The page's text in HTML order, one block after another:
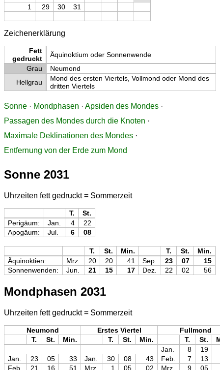
1
29 30 31
Zeichenerklärung
Fett
gedruckt
Äquinoktium oder Sonnenwende
Grau
Neumond
Hellgrau
Mond des ersten Viertels, Vollmond oder Mond des
dritten Viertels
Sonne · Mondphasen · Apsiden des Mondes ·
Passagen des Mondes durch die Knoten ·
Maximale Deklinationen des Mondes ·
Entfernung von der Erde zum Mond
Sonne 2031
Uhrzeiten fett gedruckt = Sommerzeit
T.
St.
Perigäum:
Jan. 4
22
Apogäum:
Jul. 6 08
T. St. Min. T. St.
Min.
Äquinoktien:
Mrz. 20 20 41 Sep. 23 07
15
Sonnenwenden:
Jun. 21 15 17 Dez. 22 02 56
Mondphasen 2031
Uhrzeiten fett gedruckt = Sommerzeit
Neumond Erstes Viertel
Fullmond
T.
St. Min. T. St. Min. T. St.
Jan.
8
19
Jan.
23 05 33 Jan. 30 08 43 Feb. 7
13
Feb.
21 16 51 Mrz. 1 05 02 Mrz. 9
05